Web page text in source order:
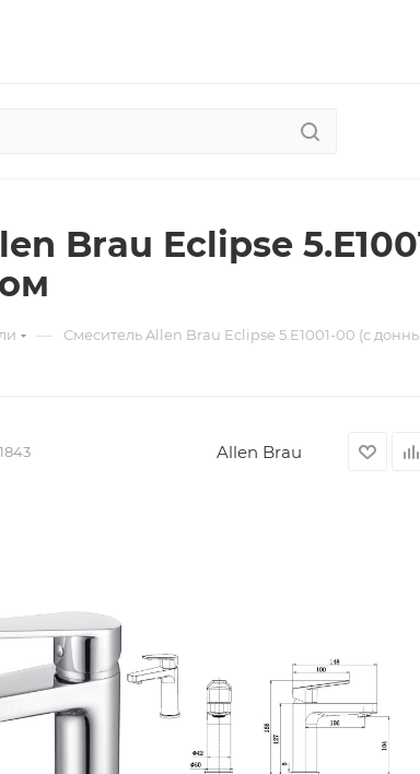
Brau Eclipse
— Смеситель Allen Brau Eclipse 5.E1001-00 (с
Allen Brau